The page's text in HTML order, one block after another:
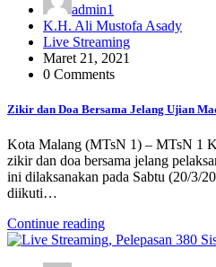
admin1
K.H. Ali Mustofa Asady
Live Streaming
Maret 21, 2021
0 Comments
Zikir dan Doa Bersama Jelang Ujian
Kota Malang (MTsN 1) – MTsN 1
zikir dan doa bersama jelang
ini dilaksanakan pada Sabtu (20/3/
diikuti…
Continue reading